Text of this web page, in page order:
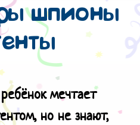
шпионы
мечтает
но не знают,